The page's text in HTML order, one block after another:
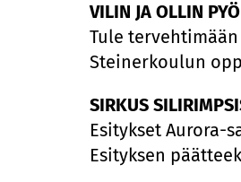
VILIN JA OLLIN
Tule
Steinerkoulun
SIRKUS
Esitykset Aurora-
Esityksen